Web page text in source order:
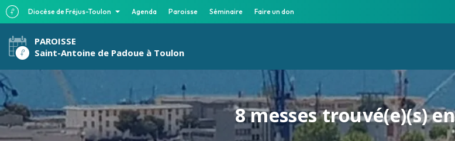
Diocèse de Fréjus-Toulon Agenda Paroisse Séminaire Faire un don
PAROISSE
Saint-Antoine de Padoue à Toulon
8 messes trouvé(e)(s)